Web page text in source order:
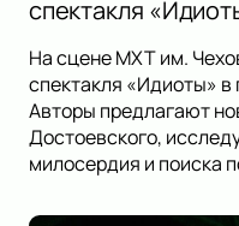
спектакля
На сцене МХТ им.
спектакля «Идиоты» в
Авторы предлагают
Достоевского,
милосердия и поиска